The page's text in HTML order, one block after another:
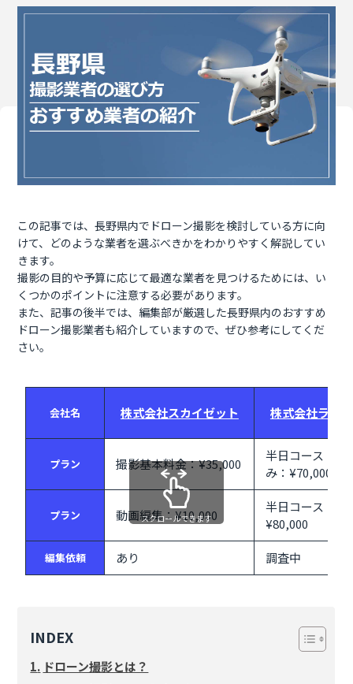
この記事では、長野県内でドローン撮影を検討している方に向
けて、どのような業者を選ぶべきかをわかりやすく解説してい
きます。
撮影の目的や予算に応じて最適な業者を見つけるためには、い
くつかのポイントに注意する必要があります。
また、記事の後半では、編集部が厳選した長野県内のおすすめ
ドローン撮影業者も紹介していますので、ぜひ参考にしてくだ
さい。
会社名 株式会社スカイゼット 株式会社ライ
プラン 撮影基本料金：¥35,000
半日コース 写
み：¥70,000
プラン 動画編集：¥10,000
半日コース 動
¥80,000
編集依頼 あり 調査中
スクロールできます
INDEX
ドローン撮影とは？